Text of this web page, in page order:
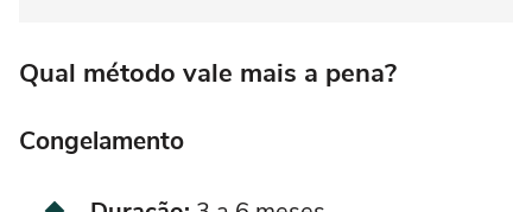
Qual método vale mais a pena?
Congelamento